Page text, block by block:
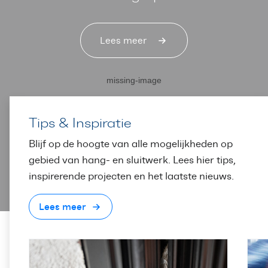
Lees meer
Tips & Inspiratie
Blijf op de hoogte van alle mogelijkheden op
gebied van hang- en sluitwerk. Lees hier tips,
inspirerende projecten en het laatste nieuws.
Lees meer